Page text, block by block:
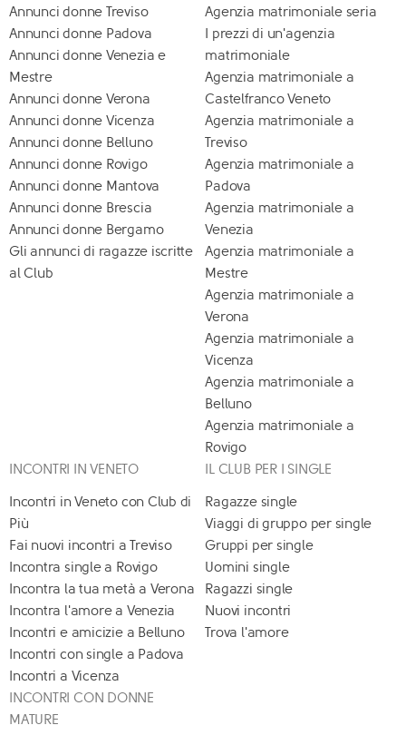
Annunci donne Treviso
Annunci donne Padova
Annunci donne Venezia e
Mestre
Annunci donne Verona
Annunci donne Vicenza
Annunci donne Belluno
Annunci donne Rovigo
Annunci donne Mantova
Annunci donne Brescia
Annunci donne Bergamo
Gli annunci di ragazze iscritte
al Club
Agenzia matrimoniale seria
I prezzi di un'agenzia
matrimoniale
Agenzia matrimoniale a
Castelfranco Veneto
Agenzia matrimoniale a
Treviso
Agenzia matrimoniale a
Padova
Agenzia matrimoniale a
Venezia
Agenzia matrimoniale a
Mestre
Agenzia matrimoniale a
Verona
Agenzia matrimoniale a
Vicenza
Agenzia matrimoniale a
Belluno
Agenzia matrimoniale a
Rovigo
INCONTRI IN VENETO
Incontri in Veneto con Club di
Più
Fai nuovi incontri a Treviso
Incontra single a Rovigo
Incontra la tua metà a Verona
Incontra l'amore a Venezia
Incontri e amicizie a Belluno
Incontri con single a Padova
Incontri a Vicenza
IL CLUB PER I SINGLE
Ragazze single
Viaggi di gruppo per single
Gruppi per single
Uomini single
Ragazzi single
Nuovi incontri
Trova l'amore
INCONTRI CON DONNE
MATURE